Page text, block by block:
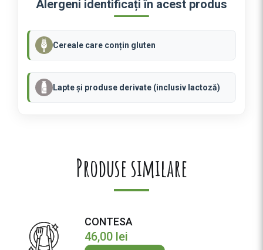
Alergeni identificați în acest produs
Cereale care conțin gluten
Lapte și produse derivate (inclusiv lactoză)
Produse similare
CONTESA
46,00 lei